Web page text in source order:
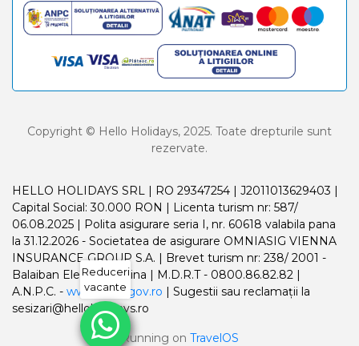
Copyright © Hello Holidays, 2025. Toate drepturile sunt
rezervate.
HELLO HOLIDAYS SRL | RO 29347254 | J2011013629403 |
Capital Social: 30.000 RON | Licenta turism nr: 587/
06.08.2025 | Polita asigurare seria I, nr. 60618 valabila pana
la 31.12.2026 - Societatea de asigurare OMNIASIG VIENNA
INSURANCE GROUP S.A. | Brevet turism nr: 238/ 2001 -
Balaiban Elena Madalina | M.D.R.T - 0800.86.82.82 |
A.N.P.C. - www.anpc.gov.ro | Sugestii sau reclamații la
sesizari@helloholidays.ro
Running on TravelOS
Reduceri
vacante